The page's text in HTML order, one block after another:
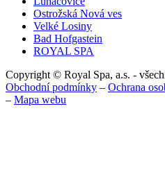
Ostrožská Nová ves
Velké Losiny
Bad Hofgastein
ROYAL SPA
Copyright © Royal Spa, a.s. -
Obchodní podmínky – Ochrana
– Mapa webu